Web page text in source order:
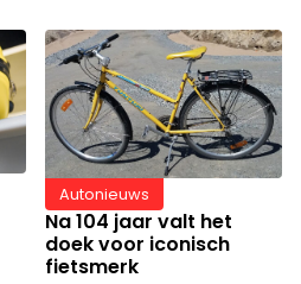
Autonieuws
Na 104 jaar valt het
doek voor iconisch
fietsmerk